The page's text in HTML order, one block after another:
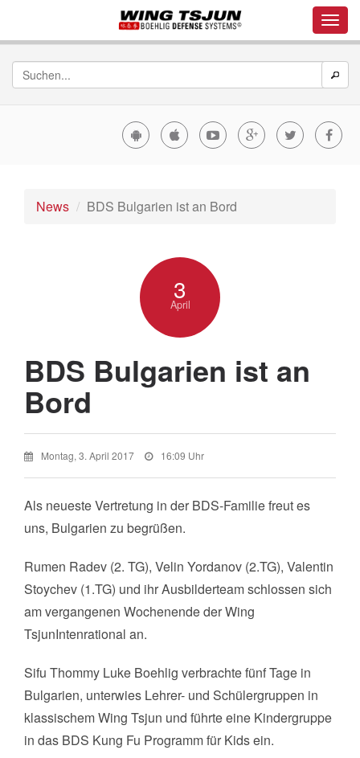
News BDS Bulgarien ist an Bord
3
April
BDS Bulgarien ist an
Bord
Montag, 3. April 2017 16:09 Uhr
Als neueste Vertretung in der BDS-Familie freut es
uns, Bulgarien zu begrüßen.
Rumen Radev (2. TG), Velin Yordanov (2.TG), Valentin
Stoychev (1.TG) und ihr Ausbilderteam schlossen sich
am vergangenen Wochenende der Wing
TsjunIntenrational an.
Sifu Thommy Luke Boehlig verbrachte fünf Tage in
Bulgarien, unterwies Lehrer- und Schülergruppen in
klassischem Wing Tsjun und führte eine Kindergruppe
in das BDS Kung Fu Programm für Kids ein.